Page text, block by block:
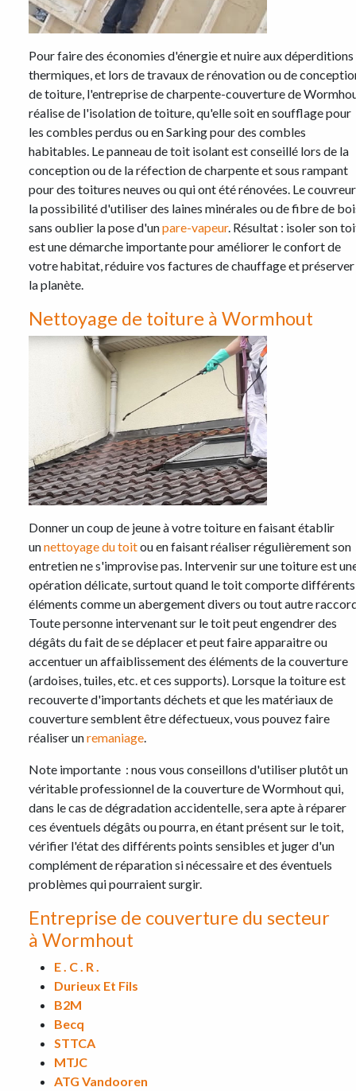
Pour faire des économies d'énergie et nuire aux déperditions
thermiques, et lors de travaux de rénovation ou de
de toiture, l'entreprise de charpente-couverture de
réalise de l'isolation de toiture, qu'elle soit en soufflage pour
les combles perdus ou en Sarking pour des combles
habitables. Le panneau de toit isolant est conseillé lors de la
conception ou de la réfection de charpente et sous rampant
pour des toitures neuves ou qui ont été rénovées. Le
la possibilité d'utiliser des laines minérales ou de fibre de
sans oublier la pose d'unpare-vapeur. Résultat : isoler son
est une démarche importante pour améliorer le confort de
votre habitat, réduire vos factures de chauffage et préserver
la planète.
Nettoyage de toiture à Wormhout
Donner un coup de jeune à votre toiture en faisant établir
unnettoyage du toitou en faisant réaliser régulièrement son
entretien ne s'improvise pas. Intervenir sur une toiture est
opération délicate, surtout quand le toit comporte différents
éléments comme un abergement divers ou tout autre
Toute personne intervenant sur le toit peut engendrer des
dégâts du fait de se déplacer et peut faire apparaitre ou
accentuer un affaiblissement des éléments de la couverture
(ardoises, tuiles, etc. et ces supports). Lorsque la toiture est
recouverte d'importants déchets et que les matériaux de
couverture semblent être défectueux, vous pouvez faire
réaliser unremaniage.
Note importante : nous vous conseillons d'utiliser plutôt un
véritable professionnel de la couverture de Wormhoutqui,
dans le cas de dégradation accidentelle, sera apte à réparer
ces éventuels dégâts ou pourra, en étant présent sur le toit,
vérifier l'état des différents points sensibles et juger d'un
complément de réparation si nécessaire et des éventuels
problèmes qui pourraient surgir.
Entreprise de couverture du secteur
à Wormhout
E . C . R .
Durieux Et Fils
B2M
Becq
STTCA
MTJC
ATG Vandooren